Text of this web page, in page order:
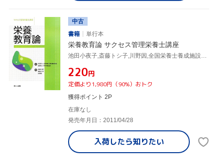
中古
書籍
単行本
栄養教育論 サクセス管理栄養士講座
池田小夜子,斎藤トシ子,川野因,全国栄養士養成施設協会,日本栄養士会
¥220円
定価より1,980円（90%）おトク
獲得ポイント 2P
在庫なし
発売年月日：2011/04/28
入荷したら知りたい